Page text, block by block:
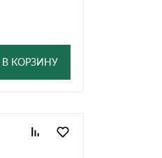
В КОРЗИНУ